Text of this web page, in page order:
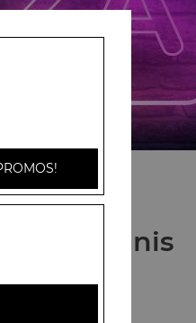
Nos Paninis